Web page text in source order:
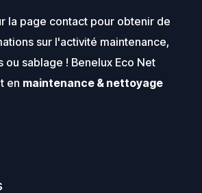
la page contact pour obtenir de
sur l'activité maintenance,
ou sablage ! Benelux Eco Net
en maintenance & nettoyage